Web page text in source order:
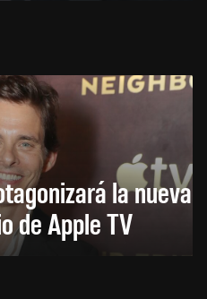
la nueva
de Apple TV